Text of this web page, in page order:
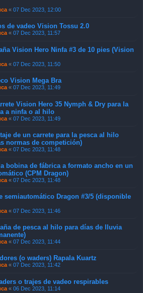
« 07 Dec 2023, 12:00
de vadeo Vision Tossu 2.0
« 07 Dec 2023, 11:57
Vision Hero Ninfa #3 de 10 pies (Vision
« 07 Dec 2023, 11:50
Vision Mega Bra
« 07 Dec 2023, 11:49
Vision Hero 35 Nymph & Dry para la
a ninfa o al hilo
« 07 Dec 2023, 11:49
de un carrete para la pesca al hilo
normas de competición)
« 07 Dec 2023, 11:48
bobina de fábrica a formato ancho en un
(CPM Dragon)
« 07 Dec 2023, 11:48
semiautomático Dragon #3/5 (disponible
« 07 Dec 2023, 11:46
de pesca al hilo para días de lluvia
« 07 Dec 2023, 11:44
(o waders) Rapala Kuartz
« 07 Dec 2023, 11:42
o trajes de vadeo respirables
« 06 Dec 2023, 11:14